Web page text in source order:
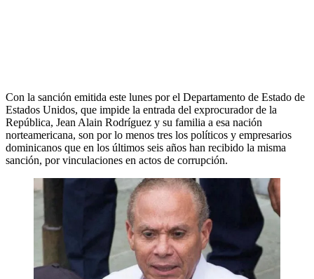
Con la sanción emitida este lunes por el Departamento de Estado de
Estados Unidos, que impide la entrada del exprocurador de la
República, Jean Alain Rodríguez y su familia a esa nación
norteamericana, son por lo menos tres los políticos y empresarios
dominicanos que en los últimos seis años han recibido la misma
sanción, por vinculaciones en actos de corrupción.